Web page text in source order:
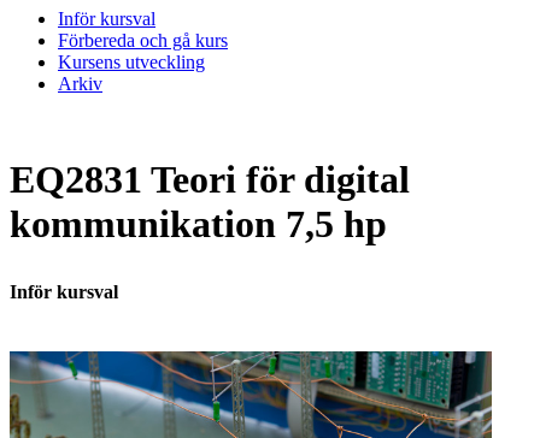
Inför kursval
Förbereda och gå kurs
Kursens utveckling
Arkiv
EQ2831 Teori för digital
kommunikation 7,5 hp
Inför kursval